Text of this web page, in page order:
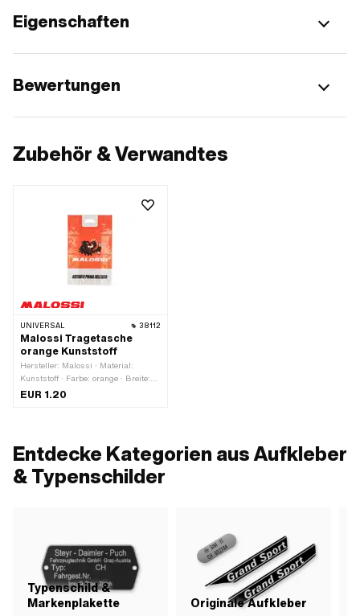
Eigenschaften
Bewertungen
Zubehör & Verwandtes
UNIVERSAL 38112
Malossi Tragetasche
orange Kunststoff
Hersteller: Malossi · Material:
Kunststoff · Farbe: orange · Breite:
360 mm · Höhe: 580 mm
EUR 1.20
Entdecke Kategorien aus Aufkleber
& Typenschilder
Typenschild &
Markenplakette
Originale Aufkleber